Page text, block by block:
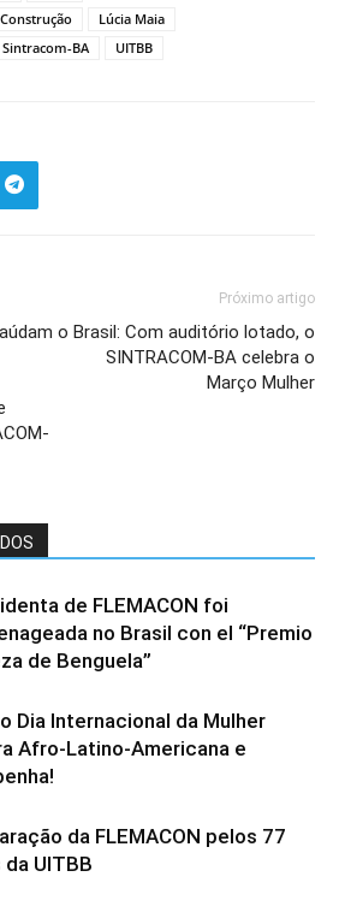
Lúcia Maia
Sintracom-BA UITBB
o
Próximo artigo
Brasil: Com auditório lotado, o
SINTRACOM-BA celebra o
Março Mulher
de FLEMACON foi
no Brasil con el “Premio
de Benguela”
Dia Internacional da Mulher
Afro-Latino-Americana e
da FLEMACON pelos 77
da UITBB